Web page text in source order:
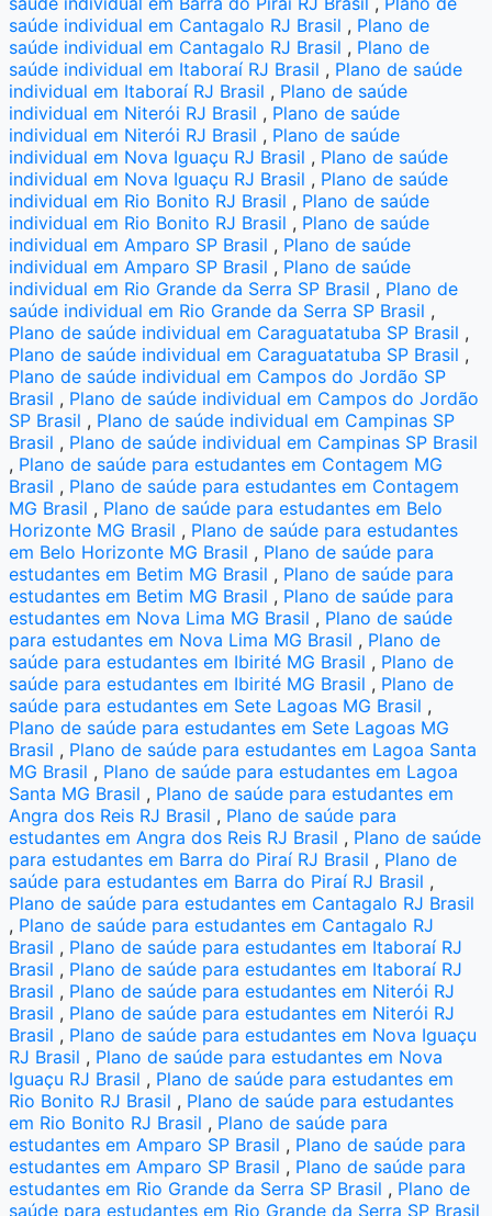
saúde individual em Cantagalo RJ Brasil , Plano de
saúde individual em Cantagalo RJ Brasil , Plano de
saúde individual em Itaboraí RJ Brasil , Plano de saúde
individual em Itaboraí RJ Brasil , Plano de saúde
individual em Niterói RJ Brasil , Plano de saúde
individual em Niterói RJ Brasil , Plano de saúde
individual em Nova Iguaçu RJ Brasil , Plano de saúde
individual em Nova Iguaçu RJ Brasil , Plano de saúde
individual em Rio Bonito RJ Brasil , Plano de saúde
individual em Rio Bonito RJ Brasil , Plano de saúde
individual em Amparo SP Brasil , Plano de saúde
individual em Amparo SP Brasil , Plano de saúde
individual em Rio Grande da Serra SP Brasil , Plano de
saúde individual em Rio Grande da Serra SP Brasil ,
Plano de saúde individual em Caraguatatuba SP Brasil ,
Plano de saúde individual em Caraguatatuba SP Brasil ,
Plano de saúde individual em Campos do Jordão SP
Brasil , Plano de saúde individual em Campos do Jordão
SP Brasil , Plano de saúde individual em Campinas SP
Brasil , Plano de saúde individual em Campinas SP Brasil
, Plano de saúde para estudantes em Contagem MG
Brasil , Plano de saúde para estudantes em Contagem
MG Brasil , Plano de saúde para estudantes em Belo
Horizonte MG Brasil , Plano de saúde para estudantes
em Belo Horizonte MG Brasil , Plano de saúde para
estudantes em Betim MG Brasil , Plano de saúde para
estudantes em Betim MG Brasil , Plano de saúde para
estudantes em Nova Lima MG Brasil , Plano de saúde
para estudantes em Nova Lima MG Brasil , Plano de
saúde para estudantes em Ibirité MG Brasil , Plano de
saúde para estudantes em Ibirité MG Brasil , Plano de
saúde para estudantes em Sete Lagoas MG Brasil ,
Plano de saúde para estudantes em Sete Lagoas MG
Brasil , Plano de saúde para estudantes em Lagoa Santa
MG Brasil , Plano de saúde para estudantes em Lagoa
Santa MG Brasil , Plano de saúde para estudantes em
Angra dos Reis RJ Brasil , Plano de saúde para
estudantes em Angra dos Reis RJ Brasil , Plano de saúde
para estudantes em Barra do Piraí RJ Brasil , Plano de
saúde para estudantes em Barra do Piraí RJ Brasil ,
Plano de saúde para estudantes em Cantagalo RJ Brasil
, Plano de saúde para estudantes em Cantagalo RJ
Brasil , Plano de saúde para estudantes em Itaboraí RJ
Brasil , Plano de saúde para estudantes em Itaboraí RJ
Brasil , Plano de saúde para estudantes em Niterói RJ
Brasil , Plano de saúde para estudantes em Niterói RJ
Brasil , Plano de saúde para estudantes em Nova Iguaçu
RJ Brasil , Plano de saúde para estudantes em Nova
Iguaçu RJ Brasil , Plano de saúde para estudantes em
Rio Bonito RJ Brasil , Plano de saúde para estudantes
em Rio Bonito RJ Brasil , Plano de saúde para
estudantes em Amparo SP Brasil , Plano de saúde para
estudantes em Amparo SP Brasil , Plano de saúde para
estudantes em Rio Grande da Serra SP Brasil , Plano de
saúde para estudantes em Rio Grande da Serra SP Brasil